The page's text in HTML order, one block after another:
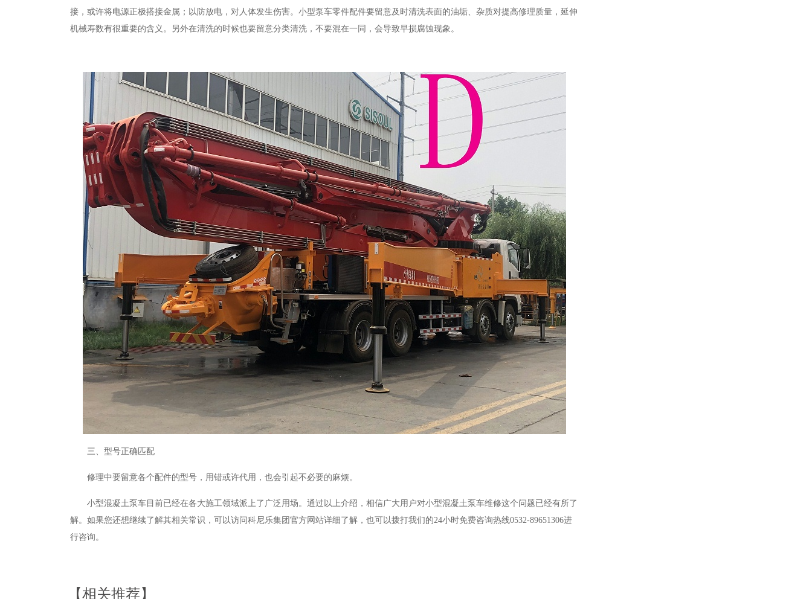
接，或许将电源正极搭接金属；以防放电，对人体发生伤害。小型泵车零件配件要留意及时清洗表面的油垢、杂质对提高修理质量，延伸
机械寿数有很重要的含义。另外在清洗的时候也要留意分类清洗，不要混在一同，会导致早损腐蚀现象。
三、型号正确匹配
修理中要留意各个配件的型号，用错或许代用，也会引起不必要的麻烦。
小型混凝土泵车目前已经在各大施工领域派上了广泛用场。通过以上介绍，相信广大用户对小型混凝土泵车维修这个问题已经有所了
解。如果您还想继续了解其相关常识，可以访问科尼乐集团官方网站详细了解，也可以拨打我们的24小时免费咨询热线0532-89651306进
行咨询。
【相关推荐】